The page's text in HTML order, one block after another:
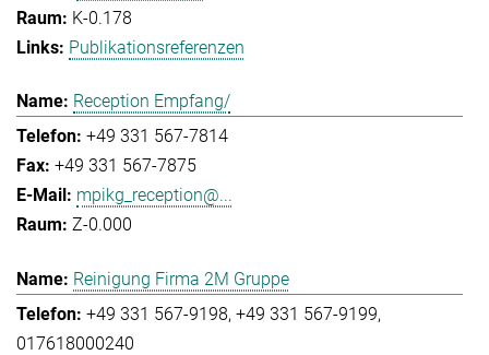
K-0.178
Publikationsreferenzen
Reception Empfang/
+49 331 567-7814
+49 331 567-7875
mpikg_reception@...
Z-0.000
Reinigung Firma 2M Gruppe
+49 331 567-9198 +49 331 567-9199
017618000240